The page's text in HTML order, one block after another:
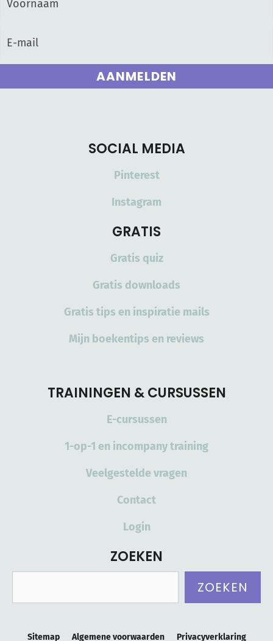
AANMELDEN
SOCIAL MEDIA
Pinterest
Instagram
GRATIS
Gratis quiz
Gratis downloads
Gratis tips en inspiratie mails
Mijn boekentips en reviews
TRAININGEN & CURSUSSEN
E-cursussen
1-op-1 en incompany training
Veelgestelde vragen
Contact
Login
ZOEKEN
ZOEKEN
Sitemap Algemene voorwaarden Privacyverklaring